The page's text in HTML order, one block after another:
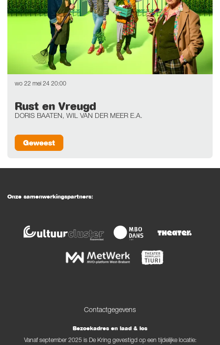
Rust en Vreugd
DORIS BAATEN, WIL VAN DER MEER E.A.
wo 22 mei 24 20:00
Geweest
Onze samenwerkingspartners:
Contactgegevens
Bezoekadres en laad & los
Vanaf september 2025 is De Kring gevestigd op een tijdelijke locatie: